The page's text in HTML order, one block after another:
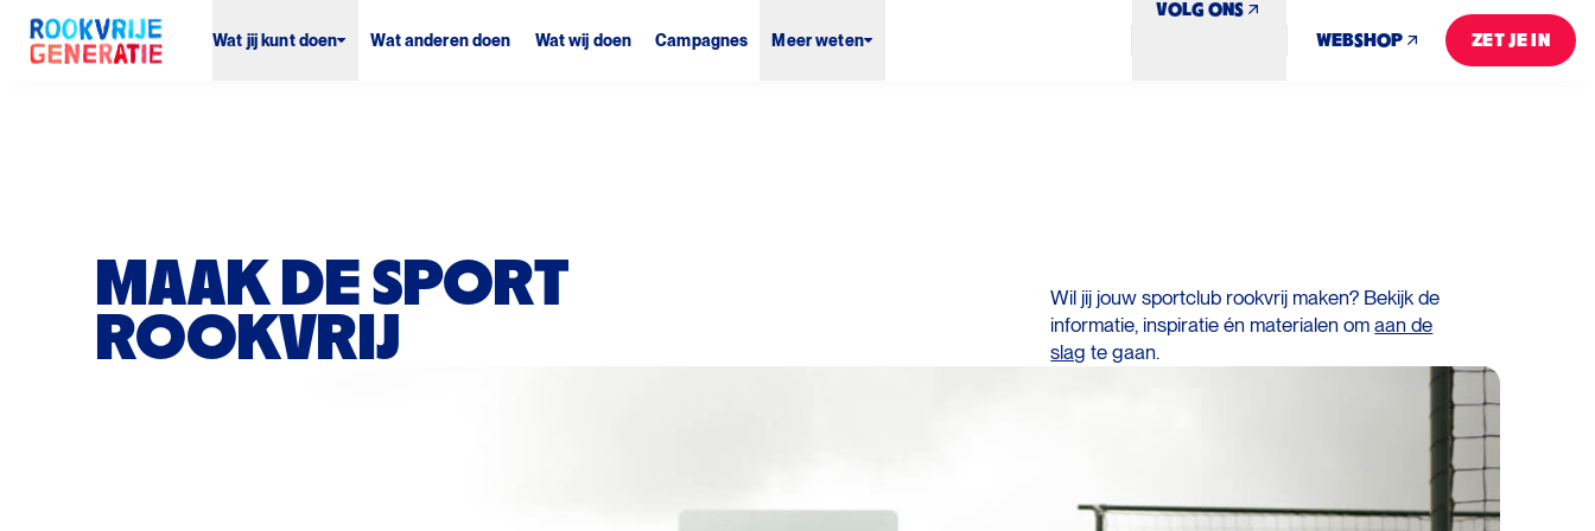
Wat jij kunt doen Wat anderen doen Wat wij doen Campagnes Meer weten
VOLG ONS
WEBSHOP
ZET JE IN
MAAK DE SPORT
ROOKVRIJ
Wil jij jouw sportclub rookvrij maken? Bekijk de
informatie, inspiratie én materialen omaan de
slag te gaan.